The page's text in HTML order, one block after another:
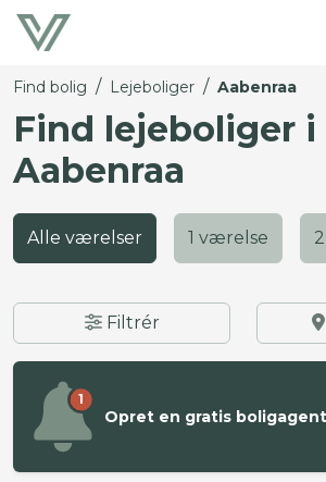
Find bolig / Lejeboliger / Aabenraa
Find lejeboliger i
Aabenraa
Alle værelser 1 værelse
Filtrér
1
Opret en gratis boligagent